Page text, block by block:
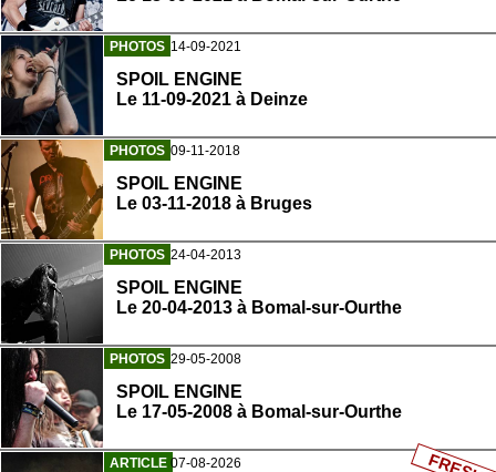
PHOTOS 14-09-2021
SPOIL ENGINE
Le 11-09-2021 à Deinze
PHOTOS 09-11-2018
SPOIL ENGINE
Le 03-11-2018 à Bruges
PHOTOS 24-04-2013
SPOIL ENGINE
Le 20-04-2013 à Bomal-sur-Ourthe
PHOTOS 29-05-2008
SPOIL ENGINE
Le 17-05-2008 à Bomal-sur-Ourthe
ARTICLE 07-08-2026